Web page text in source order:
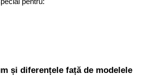
pentru:
și diferențele față de modelele